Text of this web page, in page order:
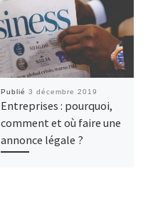
Publié 3 décembre 2019
Entreprises : pourquoi,
comment et où faire une
annonce légale ?